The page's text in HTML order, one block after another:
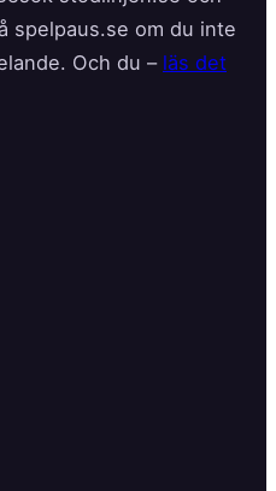
spelpaus.se om du inte
Och du – läs det